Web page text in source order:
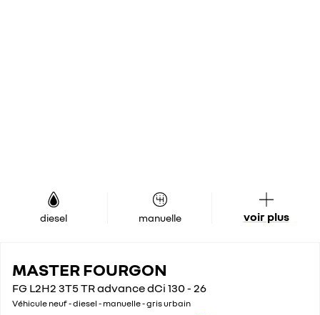
diesel manuelle voir plus
MASTER FOURGON
FG L2H2 3T5 TR advance dCi 130 - 26
Véhicule neuf - diesel - manuelle - gris urbain